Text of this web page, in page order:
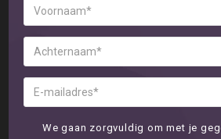
We gaan zorgvuldig om met je